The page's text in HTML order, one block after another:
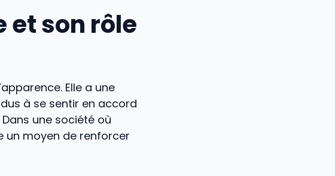
et son rôle
Elle a une
à se sentir en accord
une société où
un moyen de renforcer